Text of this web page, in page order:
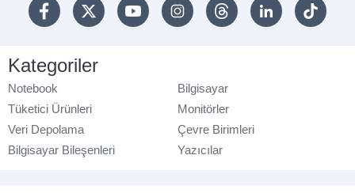
Kategoriler
Notebook
Bilgisayar
Tüketici Ürünleri
Monitörler
Veri Depolama
Çevre Birimleri
Bilgisayar Bileşenleri
Yazıcılar